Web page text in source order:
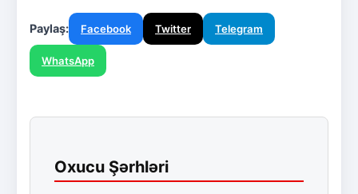
Paylaş: Facebook Twitter Telegram
WhatsApp
Oxucu Şərhləri